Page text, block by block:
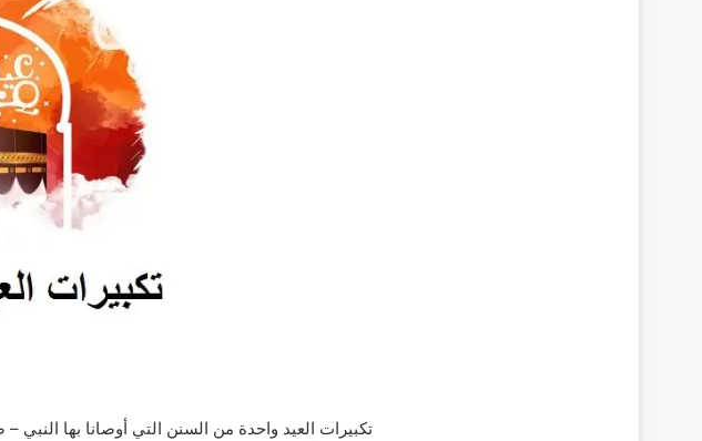
تكبيرات العيد واحدة من السنن التي أوصانا بها